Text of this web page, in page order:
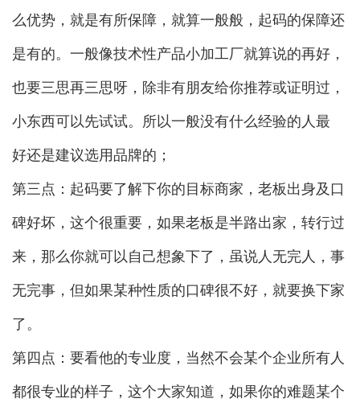
么优势，就是有所保障，就算一般般，起码的保障还
是有的。一般像技术性产品小加工厂就算说的再好，
也要三思再三思呀，除非有朋友给你推荐或证明过，
小东西可以先试试。所以一般没有什么经验的人最
好还是建议选用品牌的；
第三点：起码要了解下你的目标商家，老板出身及口
碑好坏，这个很重要，如果老板是半路出家，转行过
来，那么你就可以自己想象下了，虽说人无完人，事
无完事，但如果某种性质的口碑很不好，就要换下家
了。
第四点：要看他的专业度，当然不会某个企业所有人
都很专业的样子，这个大家知道，如果你的难题某个